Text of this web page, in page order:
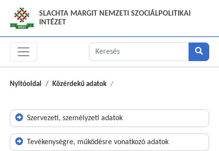
SLACHTA MARGIT NEMZETI SZOCIÁLPOLITIKAI
INTÉZET
Nyitóoldal Közérdekű adatok
Szervezeti, személyzeti adatok
Tevékenységre, működésre vonatkozó adatok